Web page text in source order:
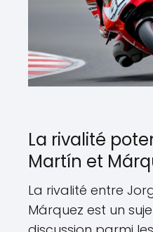
La rivalité
Martín et
La rivalité entre
Márquez est un